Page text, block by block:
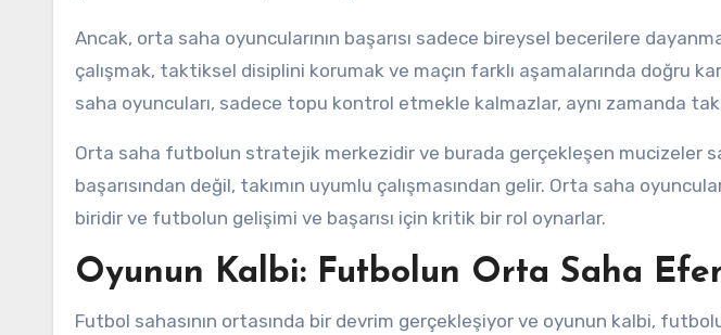
Ancak, orta saha oyuncularının başarısı sadece bireysel becerilere
çalışmak, taktiksel disiplini korumak ve maçın farklı aşamalarında doğru
saha oyuncuları, sadece topu kontrol etmekle kalmazlar, aynı zamanda
Orta saha futbolun stratejik merkezidir ve burada gerçekleşen mucizeler
başarısından değil, takımın uyumlu çalışmasından gelir. Orta saha
biridir ve futbolun gelişimi ve başarısı için kritik bir rol oynarlar.
Oyunun Kalbi: Futbolun Orta Saha
Futbol sahasının ortasında bir devrim gerçekleşiyor ve oyunun kalbi,